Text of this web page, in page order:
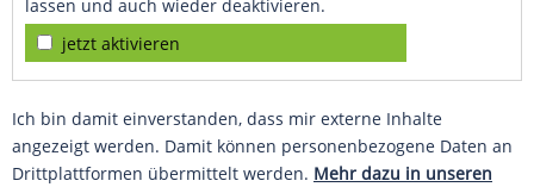
lassen und auch wieder deaktivieren.
jetzt aktivieren
Ich bin damit einverstanden, dass mir externe Inhalte
angezeigt werden. Damit können personenbezogene Daten an
Drittplattformen übermittelt werden. Mehr dazu in unseren